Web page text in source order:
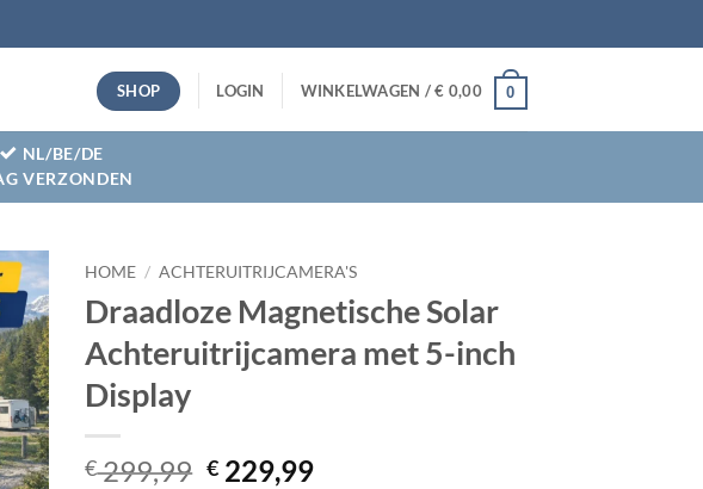
SHOP LOGIN WINKELWAGEN /€ 0,00 0
NL/BE/DE
VERZONDEN
to
HOME / ACHTERUITRIJCAMERA'S
Draadloze Magnetische Solar
Achteruitrijcamera met 5-inch
Display
€299,99 Oorspronkelijke
€ 229,99Huidige